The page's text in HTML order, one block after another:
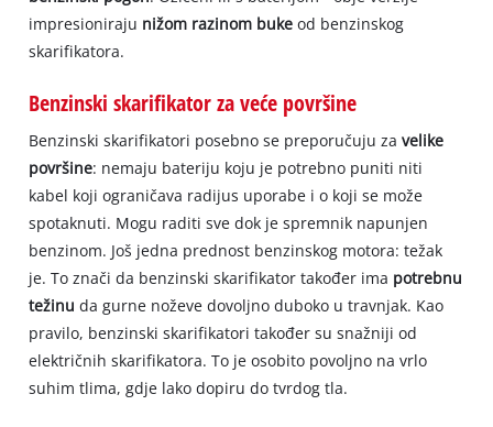
impresioniraju nižom razinom buke od benzinskog
skarifikatora.
Benzinski skarifikator za veće površine
Benzinski skarifikatori posebno se preporučuju zavelike
površine: nemaju bateriju koju je potrebno puniti niti
kabel koji ograničava radijus uporabe i o koji se može
spotaknuti. Mogu raditi sve dok je spremnik napunjen
benzinom. Još jedna prednost benzinskog motora: težak
je. To znači da benzinski skarifikator također ima potrebnu
težinu da gurne noževe dovoljno duboko u travnjak. Kao
pravilo, benzinski skarifikatori također su snažniji od
električnih skarifikatora. To je osobito povoljno na vrlo
suhim tlima, gdje lako dopiru do tvrdog tla.